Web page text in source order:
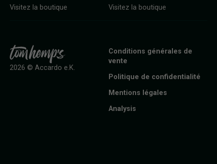
Visitez la boutique
Visitez la boutique
Conditions générales de
vente
Politique de confidentialité
Mentions légales
Analysis
2026 © Accardo e.K.